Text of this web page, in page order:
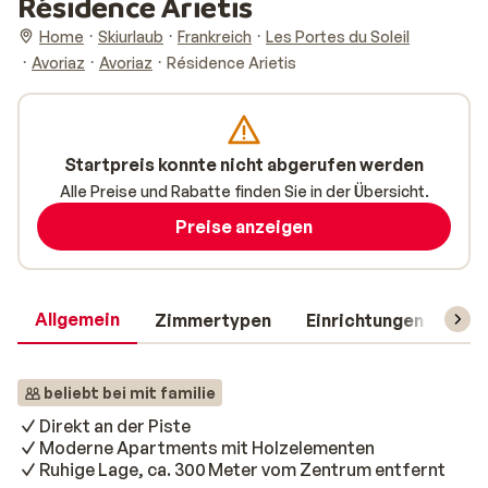
Home Skiurlaub Frankreich
Les Portes du Soleil
Avoriaz
Avoriaz Résidence Arietis
Allgemein Zimmertypen Einrichtungen
beliebt bei mit familie
Direkt an der Piste
Moderne Apartments mit Holzelementen
Ruhige Lage, ca. 300 Meter vom Zentrum entfernt
Startpreis konnte nicht abgerufen werden
Alle Preise und Rabatte finden Sie in der Übersicht.
Preise anzeigen